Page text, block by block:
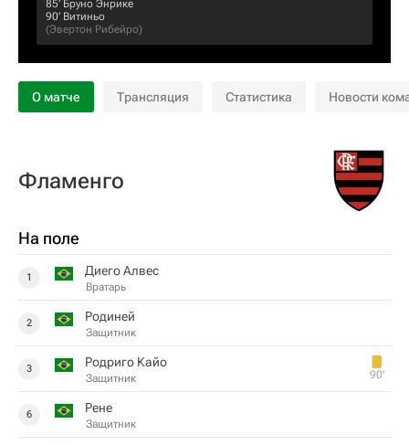
85‎’‎ Бруно Энрике
90‎’‎ Витиньо
(Эвертон Рибейро)
О матче Трансляция Статистика Новости
Фламенго
На поле
1 Диего Алвес
Вратарь
2 Родиней
Защитник
3 Родриго Кайо
Защитник 90‎’‎
6 Рене
Защитник